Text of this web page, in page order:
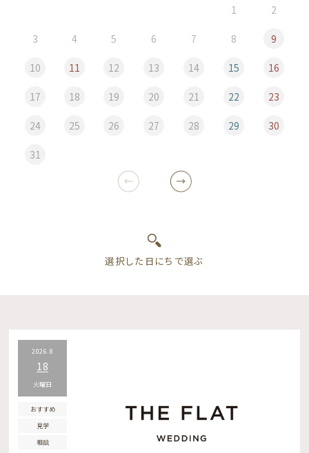
1 2
3 4 5 6 7 8 9
10 11 12 13 14 15 16
17 18 19 20 21 22 23
24 25 26 27 28 29 30
31
2026.8
18
火曜日
おすすめ
見学
相談